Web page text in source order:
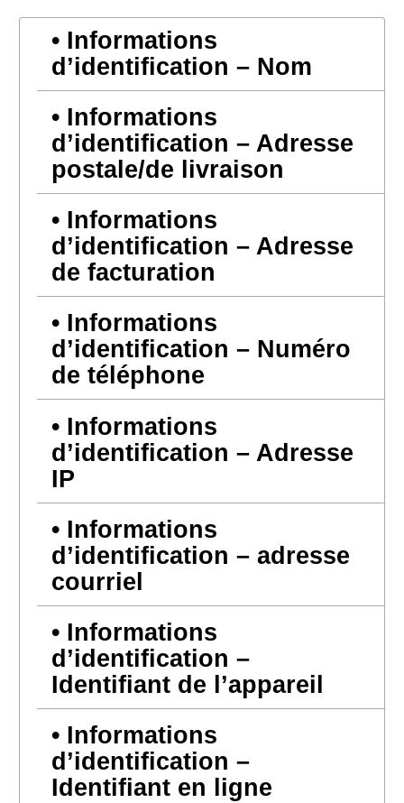
Informations
d’identification – Nom
Informations
d’identification – Adresse
postale/de livraison
Informations
d’identification – Adresse
de facturation
Informations
d’identification – Numéro
de téléphone
Informations
d’identification – Adresse
IP
Informations
d’identification – adresse
courriel
Informations
d’identification –
Identifiant de l’appareil
Informations
d’identification –
Identifiant en ligne